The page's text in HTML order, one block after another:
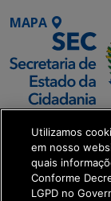
MAPA
SETDIG |
Executiva de
Utilizamos
em nosso
quais
Conforme
LGPD no